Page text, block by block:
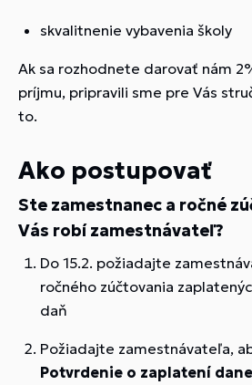
skvalitnenie vybavenia školy
Ak sa rozhodnete darovať nám
príjmu, pripravili sme pre Vás
to.
Ako postupovať
Ste zamestnanec a ročné
Vás robí zamestnávateľ?
Do 15.2. požiadajte
ročného zúčtovania
daň
Požiadajte zamestnávateľa,
Potvrdenie o zaplatení dane